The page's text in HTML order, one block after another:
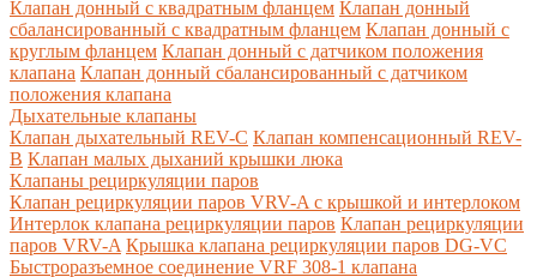
Клапан донный с квадратным фланцем Клапан донный
сбалансированный с квадратным фланцем Клапан донный с
круглым фланцем Клапан донный с датчиком положения
клапана Клапан донный сбалансированный с датчиком
положения клапана
Дыхательные клапаны
Клапан дыхательный REV-C Клапан компенсационный REV-
B Клапан малых дыханий крышки люка
Клапаны рециркуляции паров
Клапан рециркуляции паров VRV-A с крышкой и интерлоком
Интерлок клапана рециркуляции паров Клапан рециркуляции
паров VRV-A Крышка клапана рециркуляции паров DG-VC
Быстроразъемное соединение VRF 308-1 клапана